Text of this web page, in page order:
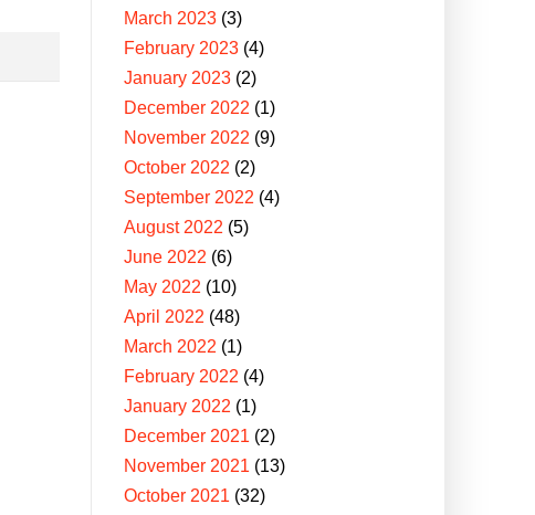
March 2023 (3)
February 2023 (4)
January 2023 (2)
December 2022 (1)
November 2022 (9)
October 2022 (2)
September 2022 (4)
August 2022 (5)
June 2022 (6)
May 2022 (10)
April 2022 (48)
March 2022 (1)
February 2022 (4)
January 2022 (1)
December 2021 (2)
November 2021 (13)
October 2021 (32)